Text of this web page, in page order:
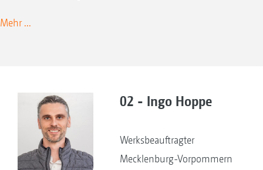
Mehr ...
02 - Ingo Hoppe
Werksbeauftragter
Mecklenburg-Vorpommern